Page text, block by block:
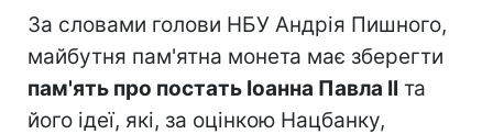
За словами голови НБУ Андрія Пишного,
майбутня пам'ятна монета має зберегти
пам'ять про постать Іоанна Павла II та
його ідеї, які, за оцінкою Нацбанку,